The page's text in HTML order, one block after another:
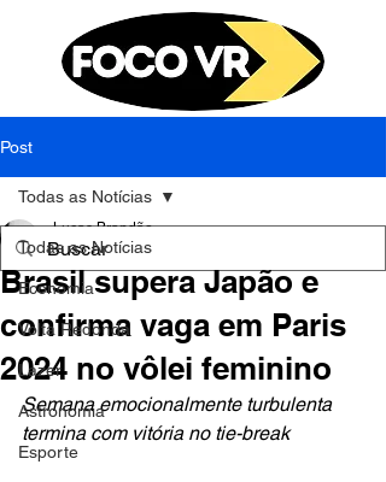
Post
Todas as Notícias
Economia
Volta Redonda
Lazer
Astronomia
Esporte
Todas as Notícias
Brasil supera Japão e
confirma vaga em Paris
2024 no vôlei feminino
Lucas Brandão
24 de set. de 2023
Semana emocionalmente turbulenta
termina com vitória no tie-break